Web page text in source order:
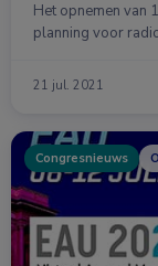
Het opnemen van
planning voor
21 jul. 2021
Congresnieuws